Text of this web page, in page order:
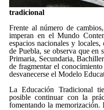
tradicional
Frente al número de
imperan en el Mundo
espacios nacionales y
de Puebla, se observa que en
Primaria, Secundaria,
de fragmentar el
desvanecerse el Modelo
La Educación Tradicional
posible continuar con la
fomentando la memorización.